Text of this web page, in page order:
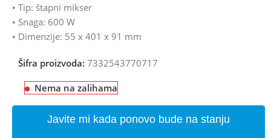
• Tip: štapni mikser
• Snaga: 600 W
• Dimenzije: 55 x 401 x 91 mm
Šifra proizvoda:7332543770717
Nema na zalihama
Javite mi kada ponovo bude na stanju